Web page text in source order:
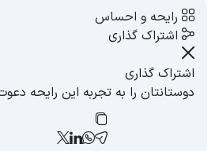
رایحه و احساس
اشتراک گذاری
اشتراک گذاری
دوستانتان را به تجربه این رایحه